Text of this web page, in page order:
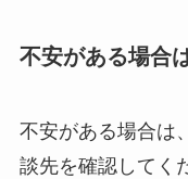
不安がある場合
不安がある場合は
談先を確認してく